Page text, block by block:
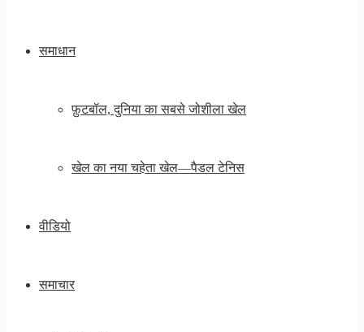
समाधान
फ़ुटबॉल, दुनिया का सबसे जोशीला खेल
खेल का नया चहेता खेल—पैडल टेनिस
वीडियो
समाचार